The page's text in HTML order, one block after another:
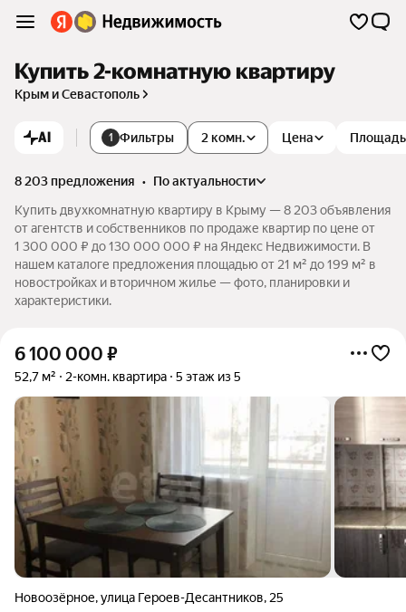
Купить 2-комнатную квартиру
Крым и Севастополь
AI 1 Фильтры 2 комн. Цена Площадь
8 203 предложения •
по актуальности
Купить двухкомнатную квартиру в Крыму — 8 203 объявления
от агентств и собственников по продаже квартир по цене от
1 300 000 ₽ до 130 000 000 ₽ на Яндекс Недвижимости. В
нашем каталоге предложения площадью от 21 м² до 199 м² в
новостройках и вторичном жилье — фото, планировки и
характеристики.
6 100 000 ₽
52,7 м² 2-комн. квартира 5 этаж из 5
Новоозёрное,улица Героев-Десантников, 25